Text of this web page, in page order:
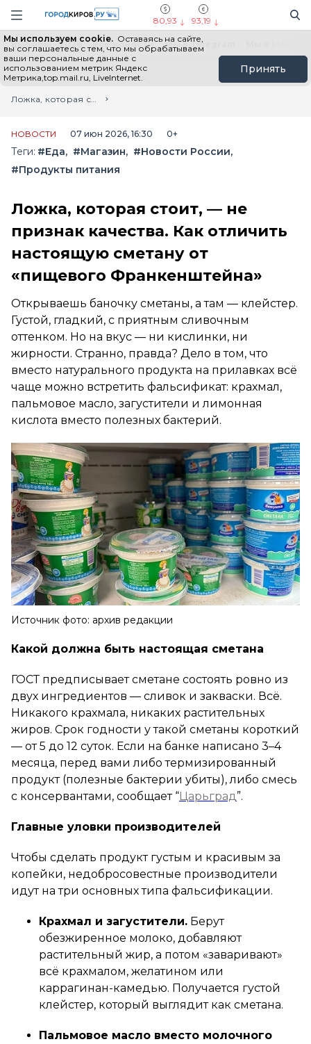
Навигация сайта
80,93 93,19
Мы используем cookie. Оставаясь на сайте,
вы соглашаетесь с тем, что мы обрабатываем
ваши персональные данные с
использованием метрик Яндекс
Метрика,top.mail.ru, LiveInternet.
Принять
Выборы - 2026 Все новости Мы в Telegram
Главная
Лента новостей
Ложка, которая стоит, — не признак качества. Как отличить настоящую сметану от «пищевого Франкенштейна»
НОВОСТИ 07 июн 2026, 16:30 0+
Теги: #Еда #Магазин
#Новости России
#Продукты питания
Ложка, которая стоит, — не
признак качества. Как отличить
настоящую сметану от
«пищевого Франкенштейна»
Открываешь баночку сметаны, а там — клейстер.
Густой, гладкий, с приятным сливочным
оттенком. Но на вкус — ни кислинки, ни
жирности. Странно, правда? Дело в том, что
вместо натурального продукта на прилавках всё
чаще можно встретить фальсификат: крахмал,
пальмовое масло, загустители и лимонная
кислота вместо полезных бактерий.
Источник фото: архив редакции
Какой должна быть настоящая сметана
ГОСТ предписывает сметане состоять ровно из
двух ингредиентов — сливок и закваски. Всё.
Никакого крахмала, никаких растительных
жиров. Срок годности у такой сметаны короткий
— от 5 до 12 суток. Если на банке написано 3–4
месяца, перед вами либо термизированный
продукт (полезные бактерии убиты), либо смесь
с консервантами, сообщает “Царьград ”.
Главные уловки производителей
Чтобы сделать продукт густым и красивым за
копейки, недобросовестные производители
идут на три основных типа фальсификации.
Крахмал и загустители. Берут
обезжиренное молоко, добавляют
растительный жир, а потом «заваривают»
всё крахмалом, желатином или
каррагинан-камедью. Получается густой
клейстер, который выглядит как сметана.
Пальмовое масло вместо молочного